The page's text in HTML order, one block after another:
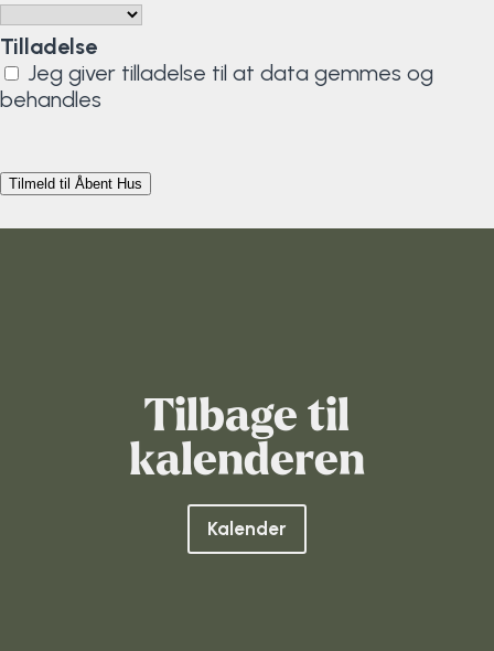
Tilladelse
Jeg giver tilladelse til at data gemmes og
behandles
Tilbage til
kalenderen
Kalender